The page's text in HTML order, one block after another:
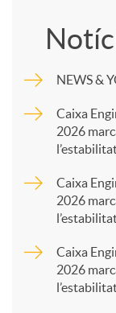
p
NEWS &
Caixa
2026
Caixa
2026
Caixa
2026